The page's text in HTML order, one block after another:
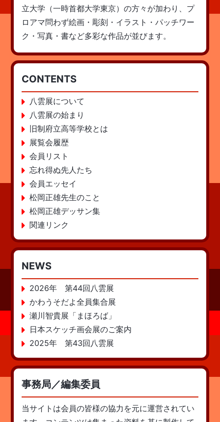
立大学（一時首都大学東京）の方々が加わり、プ
ロアマ問わず絵画・彫刻・イラスト・パッチワー
ク・写真・書など多彩な作品が並びます。
CONTENTS
八雲展について
八雲展の始まり
旧制府立高等学校とは
展覧会履歴
会員リスト
忘れ得ぬ先人たち
会員エッセイ
松岡正雄先生のこと
松岡正雄デッサン集
関連リンク
NEWS
2026年 第44回八雲展
かわうそだよ全員集合展
瀬川智貴展「まほろば」
日本スケッチ画会展のご案内
2025年 第43回八雲展
事務局／編集委員
当サイトは会員の皆様の協力を元に運営されてい